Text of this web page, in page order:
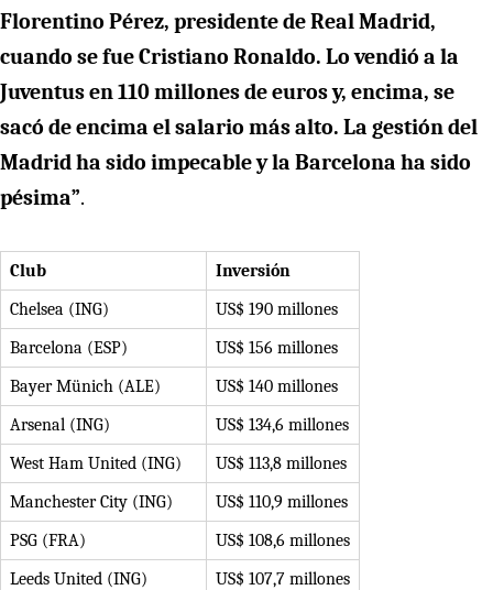
Florentino Pérez, presidente de Real Madrid,
cuando se fue Cristiano Ronaldo. Lo vendió a la
Juventus en 110 millones de euros y, encima, se
sacó de encima el salario más alto. La gestión del
Madrid ha sido impecable y la Barcelona ha sido
pésima”.
Club
Inversión
Chelsea (ING)
US$ 190 millones
Barcelona (ESP)
US$ 156 millones
Bayer Münich (ALE)
US$ 140 millones
Arsenal (ING)
US$ 134,6 millones
West Ham United (ING)
US$ 113,8 millones
Manchester City (ING)
US$ 110,9 millones
PSG (FRA)
US$ 108,6 millones
Leeds United (ING)
US$ 107,7 millones